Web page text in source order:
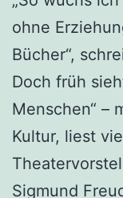
ohne
Bücher“,
Doch früh
Menschen“ –
Kultur, liest
Sigmund